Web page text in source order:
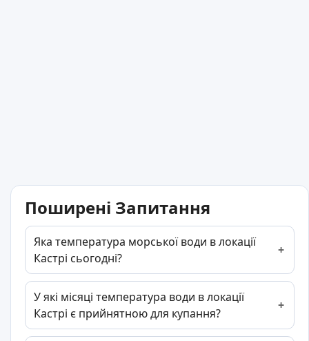
Поширені Запитання
Яка температура морської води в локації
Кастрі сьогодні?
У які місяці температура води в локації
Кастрі є прийнятною для купання?